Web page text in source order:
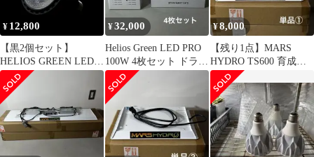
¥ 12,800
【黒2個セット】
HELIOS GREEN LED
HG24 植物育成ライト
¥32,000
Helios Green LED PRO
100W 4枚セット ドライ
バー付
¥8,000
【残り1点】MARS
HYDRO TS600 育成ラ
イト 単品 動作確認済
①